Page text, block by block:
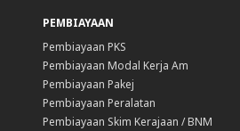
PEMBIAYAAN
Pembiayaan PKS
Pembiayaan Modal Kerja Am
Pembiayaan Pakej
Pembiayaan Peralatan
Pembiayaan Skim Kerajaan / BNM